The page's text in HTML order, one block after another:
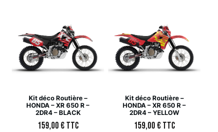
Kit déco Routière –
HONDA – XR 650 R –
2DR4 – BLACK
159,00€ TTC
Kit déco Routière –
HONDA – XR 650 R –
2DR4 – YELLOW
159,00€ TTC